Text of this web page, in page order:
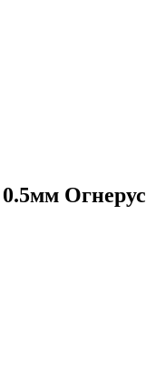
Огнерус